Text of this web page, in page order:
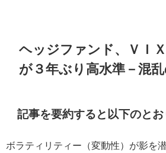
ヘッジファンド、ＶＩ
が３年ぶり高水準－混
記事を要約すると以下のとお
ボラティリティー（変動性）が影を潜